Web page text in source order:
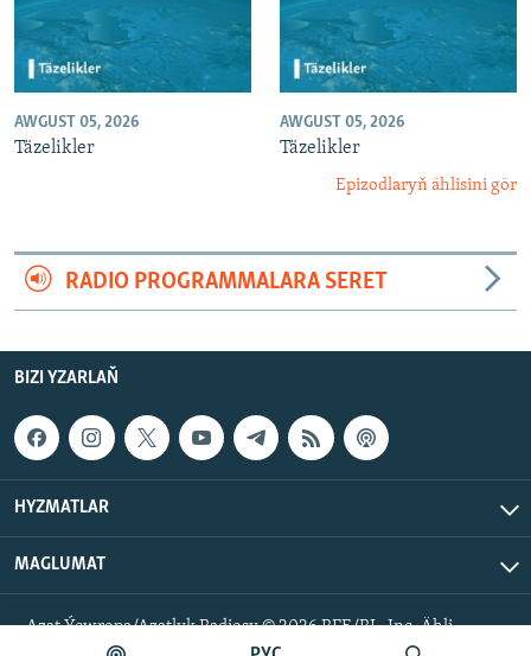
AWGUST 05, 2026
Täzelikler
AWGUST 05, 2026
Täzelikler
Epizodlaryň ählisini gör
RADIO PROGRAMMALARA SERET
BIZI YZARLAŇ
HYZMATLAR
MAGLUMAT
Azat Ýewropa/Azatlyk Radiosy © 2026 RFE/RL, Inc. Ähli
hukuklar goralan.